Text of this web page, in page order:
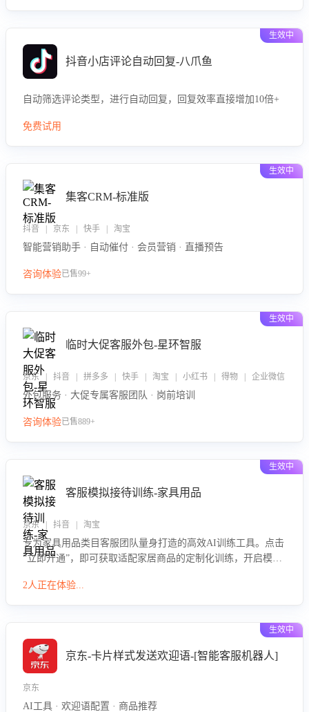
生效中
抖音小店评论自动回复-八爪鱼
自动筛选评论类型，进行自动回复，回复效率直接增加10倍+
免费试用
生效中
集客CRM-标准版
抖音 | 京东 | 快手 | 淘宝
智能营销助手 · 自动催付 · 会员营销 · 直播预告
咨询体验已售99+
生效中
临时大促客服外包-星环智服
京东 | 抖音 | 拼多多 | 快手 | 淘宝 | 小红书 | 得物 | 企业微信
外包服务 · 大促专属客服团队 · 岗前培训
咨询体验已售889+
生效中
客服模拟接待训练-家具用品
京东 | 抖音 | 淘宝
专为家具用品类目客服团队量身打造的高效AI训练工具。点击
“立即开通”，即可获取适配家居商品的定制化训练，开启模拟
参数咨询等高频场景下的专业应对能力。
2人正在体验...
生效中
京东-卡片样式发送欢迎语-[智能客服机器人]
京东
AI工具 · 欢迎语配置 · 商品推荐